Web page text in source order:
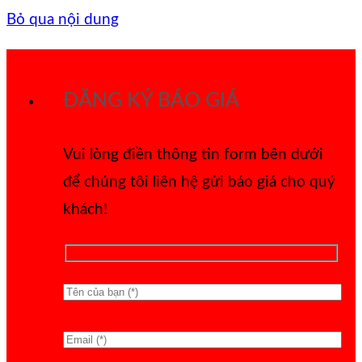
Bỏ qua nội dung
ĐĂNG KÝ BÁO GIÁ
Vui lòng điền thông tin form bên dưới
để chúng tôi liên hệ gửi báo giá cho quý
khách!